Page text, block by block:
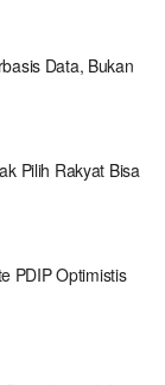
Data, Bukan
Pilih Rakyat Bisa
PDIP Optimistis